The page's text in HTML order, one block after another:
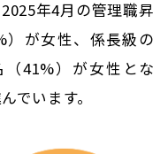
年4月の管理職昇
）が女性、係長級の
41%）が女性とな
でいます。